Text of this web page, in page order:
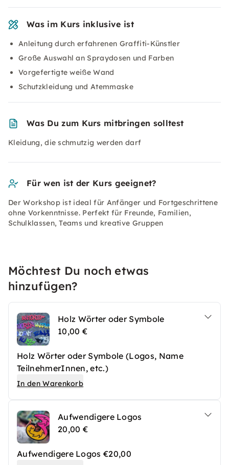
Was im Kurs inklusive ist
Anleitung durch erfahrenen Graffiti-Künstler
Große Auswahl an Spraydosen und Farben
Vorgefertigte weiße Wand
Schutzkleidung und Atemmaske
Was Du zum Kurs mitbringen solltest
Kleidung, die schmutzig werden darf
Für wen ist der Kurs geeignet?
Der Workshop ist ideal für Anfänger und Fortgeschrittene
ohne Vorkenntnisse. Perfekt für Freunde, Familien,
Schulklassen, Teams und kreative Gruppen
Möchtest Du noch etwas
hinzufügen?
Holz Wörter oder Symbole
10,00 €
Holz Wörter oder Symbole (Logos, Name
TeilnehmerInnen, etc.)
In den Warenkorb
Aufwendigere Logos
20,00 €
Aufwendigere Logos €20,00